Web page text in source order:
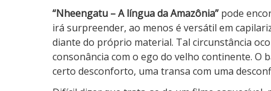
“Nheengatu – A língua da Amazônia” pode
irá surpreender, ao menos é versátil em
diante do próprio material. Tal circunstância
consonância com o ego do velho continente.
certo desconforto, uma transa com uma